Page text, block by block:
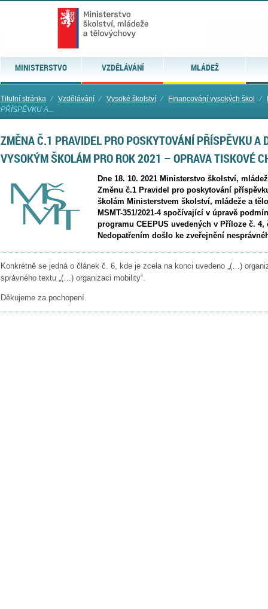
MINISTERSTVO VZDĚLÁVÁNÍ MLÁDEŽ
Titulní stránka ⁄ Vzdělávání ⁄ Vysoké školství ⁄ Financování vysokých škol ⁄
PŘÍSPĚVKU A...
ZMĚNA Č.1 PRAVIDEL PRO POSKYTOVÁNÍ PŘÍSPĚVKU A
VYSOKÝM ŠKOLÁM PRO ROK 2021 – OPRAVA TISKOVÉ
Dne 18. 10. 2021 Ministerstvo školství,
Změnu č.1 Pravidel pro poskytování
školám Ministerstvem školství, mládeže a
MSMT-351/2021-4 spočívající v úpravě
programu CEEPUS uvedených v Příloze č. 4,
Nedopatřením došlo ke zveřejnění
Konkrétně se jedná o článek č. 6, kde je zcela na konci uvedeno „(…)
správného textu „(…) organizaci mobility“.
Děkujeme za pochopení.